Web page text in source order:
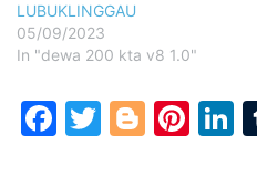
LUBUKLINGGAU
05/09/2023
In "dewa 200 kta v8 1.0"
Facebook
Twitter